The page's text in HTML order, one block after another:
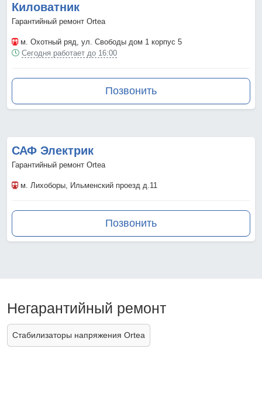
Киловатник
Гарантийный ремонт Ortea
м. Охотный ряд, ул. Свободы дом 1 корпус 5
Сегодня работает до 16:00
Позвонить
САФ Электрик
Гарантийный ремонт Ortea
м. Лихоборы, Ильменский проезд д.11
Позвонить
Негарантийный ремонт
Стабилизаторы напряжения Ortea